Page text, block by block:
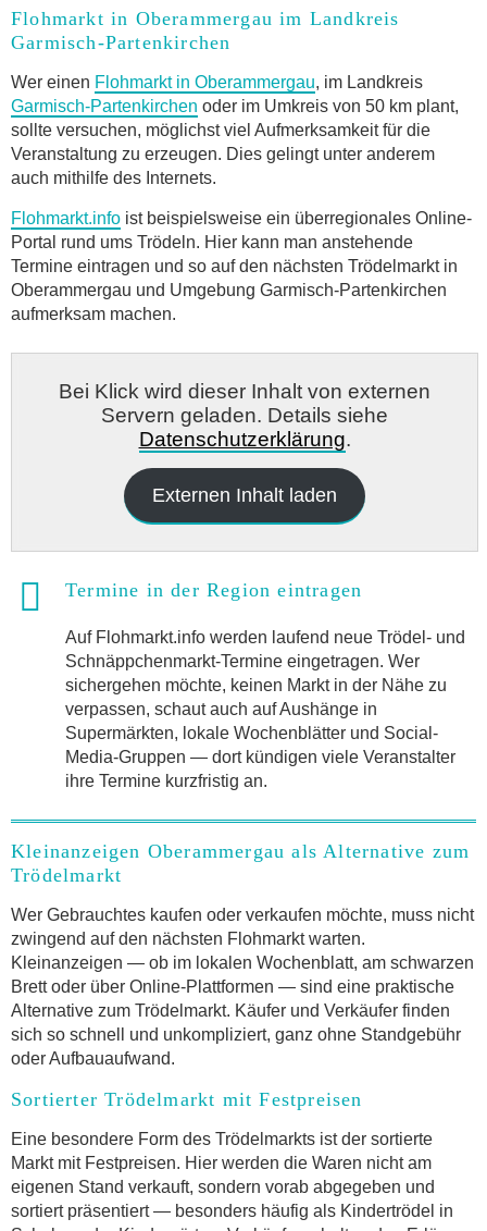
Flohmarkt in Oberammergau im Landkreis
Garmisch-Partenkirchen
Wer einen Flohmarkt in Oberammergau, im Landkreis
Garmisch-Partenkirchen oder im Umkreis von 50 km plant,
sollte versuchen, möglichst viel Aufmerksamkeit für die
Veranstaltung zu erzeugen. Dies gelingt unter anderem
auch mithilfe des Internets.
Flohmarkt.info ist beispielsweise ein überregionales Online-
Portal rund ums Trödeln. Hier kann man anstehende
Termine eintragen und so auf den nächsten Trödelmarkt in
Oberammergau und Umgebung Garmisch-Partenkirchen
aufmerksam machen.
Bei Klick wird dieser Inhalt von externen
Servern geladen. Details siehe
Datenschutzerklärung.
Externen Inhalt laden
Termine in der Region eintragen
Auf Flohmarkt.info werden laufend neue Trödel- und
Schnäppchenmarkt-Termine eingetragen. Wer
sichergehen möchte, keinen Markt in der Nähe zu
verpassen, schaut auch auf Aushänge in
Supermärkten, lokale Wochenblätter und Social-
Media-Gruppen — dort kündigen viele Veranstalter
ihre Termine kurzfristig an.
Kleinanzeigen Oberammergau als Alternative zum
Trödelmarkt
Wer Gebrauchtes kaufen oder verkaufen möchte, muss nicht
zwingend auf den nächsten Flohmarkt warten.
Kleinanzeigen — ob im lokalen Wochenblatt, am schwarzen
Brett oder über Online-Plattformen — sind eine praktische
Alternative zum Trödelmarkt. Käufer und Verkäufer finden
sich so schnell und unkompliziert, ganz ohne Standgebühr
oder Aufbauaufwand.
Sortierter Trödelmarkt mit Festpreisen
Eine besondere Form des Trödelmarkts ist der sortierte
Markt mit Festpreisen. Hier werden die Waren nicht am
eigenen Stand verkauft, sondern vorab abgegeben und
sortiert präsentiert — besonders häufig als Kindertrödel in